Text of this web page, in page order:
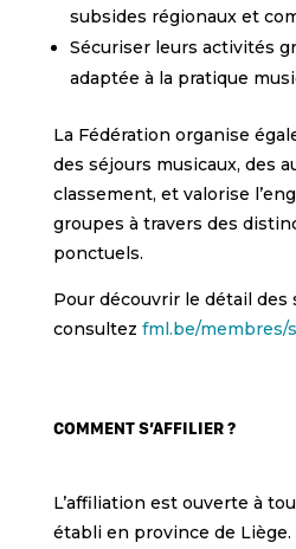
subsides régionaux et
Sécuriser leurs activités
adaptée à la pratique
La Fédération organise
des séjours musicaux, des
classement, et valorise
groupes à travers des
ponctuels.
Pour découvrir le détail des
consultez fml.be/membres/
COMMENT S’AFFILIER ?
L’affiliation est ouverte à
établi en province de